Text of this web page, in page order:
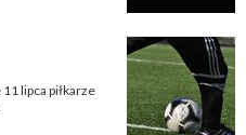
lipca piłkarze